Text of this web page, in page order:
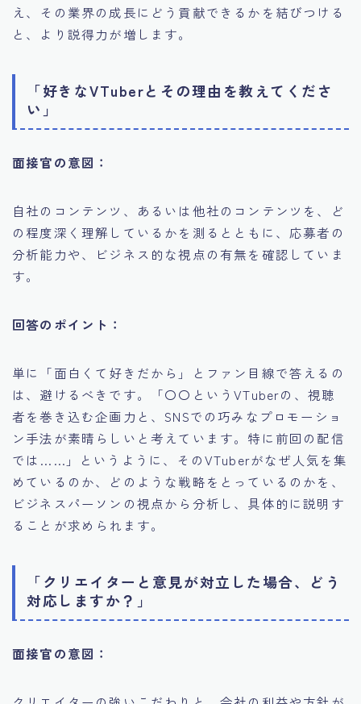
え、その業界の成長にどう貢献できるかを結びつける
と、より説得力が増します。
「好きなVTuberとその理由を教えてくださ
い」
面接官の意図：
自社のコンテンツ、あるいは他社のコンテンツを、ど
の程度深く理解しているかを測るとともに、応募者の
分析能力や、ビジネス的な視点の有無を確認していま
す。
回答のポイント：
単に「面白くて好きだから」とファン目線で答えるの
は、避けるべきです。「〇〇というVTuberの、視聴
者を巻き込む企画力と、SNSでの巧みなプロモーショ
ン手法が素晴らしいと考えています。特に前回の配信
では……」というように、そのVTuberがなぜ人気を集
めているのか、どのような戦略をとっているのかを、
ビジネスパーソンの視点から分析し、具体的に説明す
ることが求められます。
「クリエイターと意見が対立した場合、どう
対応しますか？」
面接官の意図：